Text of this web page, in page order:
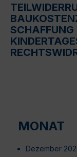
MONAT
Dezember